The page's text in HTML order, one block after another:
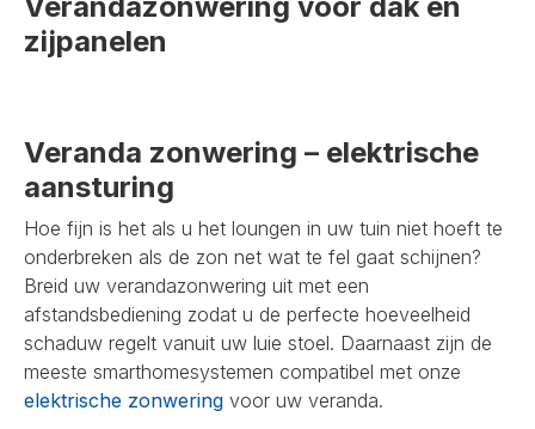
zijpanelen
Veranda zonwering – elektrische
aansturing
Hoe fijn is het als u het loungen in uw tuin niet hoeft te
onderbreken als de zon net wat te fel gaat schijnen?
Breid uw verandazonwering uit met een
afstandsbediening zodat u de perfecte hoeveelheid
schaduw regelt vanuit uw luie stoel. Daarnaast zijn de
meeste smarthomesystemen compatibel met onze
elektrische zonwering voor uw veranda.